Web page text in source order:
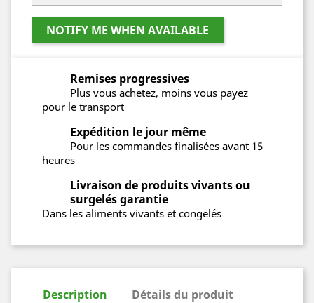
NOTIFY ME WHEN AVAILABLE
Remises progressives
Plus vous achetez, moins vous payez
pour le transport
Expédition le jour même
Pour les commandes finalisées avant 15
heures
Livraison de produits vivants ou
surgelés garantie
Dans les aliments vivants et congelés
Description Détails du produit